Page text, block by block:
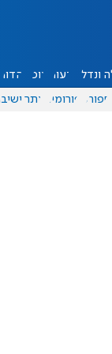
ונדל"ן דעות אוכל יהדות
ספורט פורומים אתר